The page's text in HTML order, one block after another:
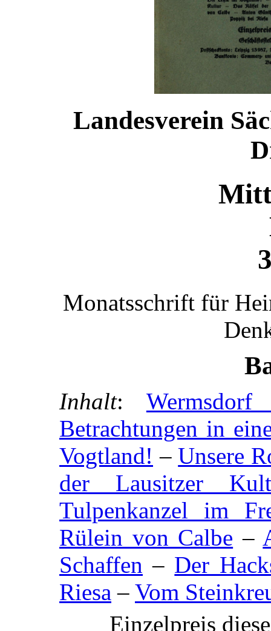
Landesverein
Monatsschrift für
Inhalt:
Betrachtungen in
Vogtland! –Unsere
der Lausitzer
Tulpenkanzel im
Rülein von Calbe –
Schaffen – Der
Riesa – Vom
Einzelpreis